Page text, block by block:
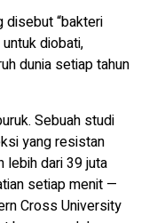
disebut “bakteri
diobati,
dunia setiap tahun
Sebuah studi
yang resistan
lebih dari 39 juta
setiap menit —
Cross University